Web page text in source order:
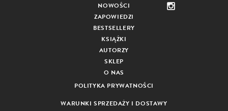
NOWOŚCI
ZAPOWIEDZI
BESTSELLERY
KSIĄŻKI
AUTORZY
SKLEP
O NAS
POLITYKA PRYWATNOŚCI
WARUNKI SPRZEDAŻY I DOSTAWY